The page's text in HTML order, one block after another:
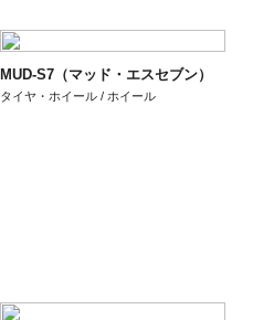
MUD-S7（マッド・エスセブン）
タイヤ・ホイール / ホイール